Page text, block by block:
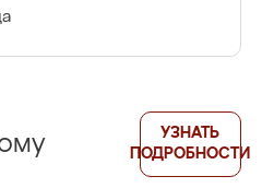
УЗНАТЬ
ПОДРОБНОСТИ